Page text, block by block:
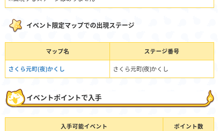
イベント限定マップでの出現ステージ
マップ名 ステージ番号
さくら元町(夜)かくし さくら元町(夜)かくし
イベントポイントで入手
入手可能イベント ポイント数